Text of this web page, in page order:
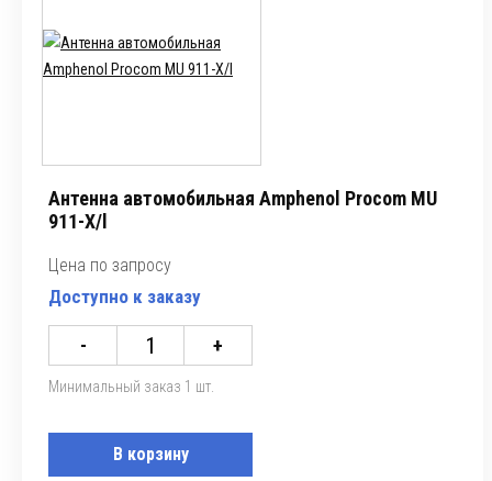
Антенна автомобильная Amphenol Procom MU
911-X/l
Цена по запросу
Доступно к заказу
- +
Минимальный заказ 1 шт.
В корзину